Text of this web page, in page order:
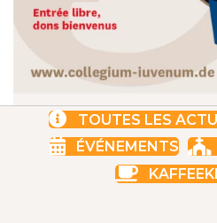
TOUTES LES
ÉVÉNEMENTS